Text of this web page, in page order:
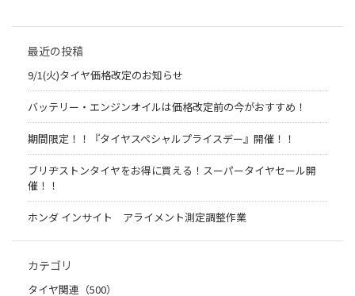
最近の投稿
9/1(火)タイヤ価格改定のお知らせ
バッテリー・エンジンオイルは価格改定前の今がおすすめ！
期間限定！！『タイヤスペシャルプライスデー』開催！！
ブリヂストンタイヤをお得に買える！スーパータイヤセール開
催！！
ホンダ インサイト アライメント測定調整作業
カテゴリ
タイヤ関連（500）